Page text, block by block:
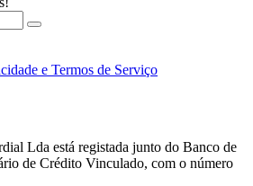
e Termos de Serviço
Lda está registada junto do Banco de
de Crédito Vinculado, com o número